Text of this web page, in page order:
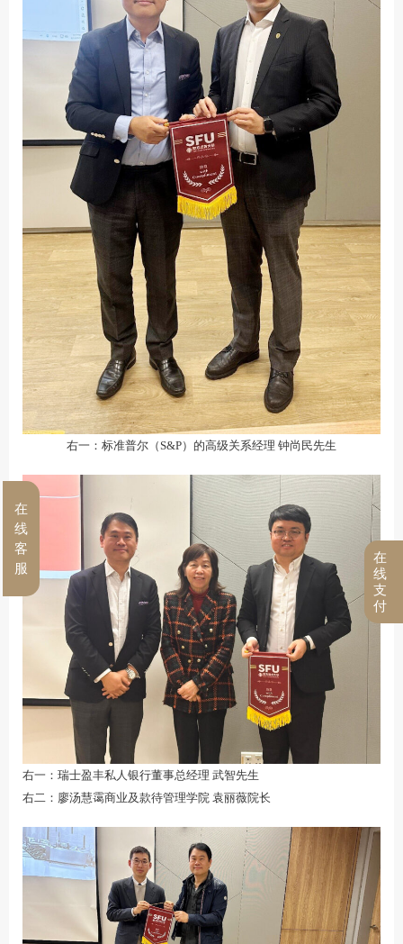
右一：标准普尔（S&P）的高级关系经理 钟尚民先生
右一：瑞士盈丰私人银行董事总经理 武智先生
右二：廖汤慧霭商业及款待管理学院 袁丽薇院长
在
线
客
服
在
线
支
付